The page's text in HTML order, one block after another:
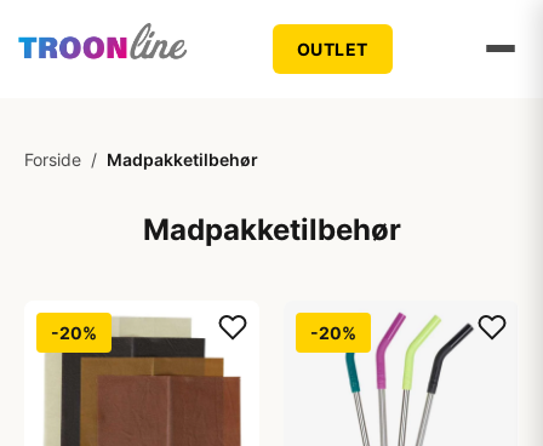
OUTLET
Forside / Madpakketilbehør
Madpakketilbehør
-20% -20%